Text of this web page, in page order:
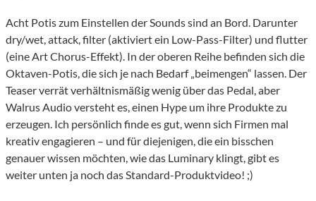
Acht Potis zum Einstellen der Sounds sind an Bord. Darunter
dry/wet, attack, filter (aktiviert ein Low-Pass-Filter) und flutter
(eine Art Chorus-Effekt). In der oberen Reihe befinden sich die
Oktaven-Potis, die sich je nach Bedarf „beimengen“ lassen. Der
Teaser verrät verhältnismäßig wenig über das Pedal, aber
Walrus Audio versteht es, einen Hype um ihre Produkte zu
erzeugen. Ich persönlich finde es gut, wenn sich Firmen mal
kreativ engagieren – und für diejenigen, die ein bisschen
genauer wissen möchten, wie das Luminary klingt, gibt es
weiter unten ja noch das Standard-Produktvideo! ;)